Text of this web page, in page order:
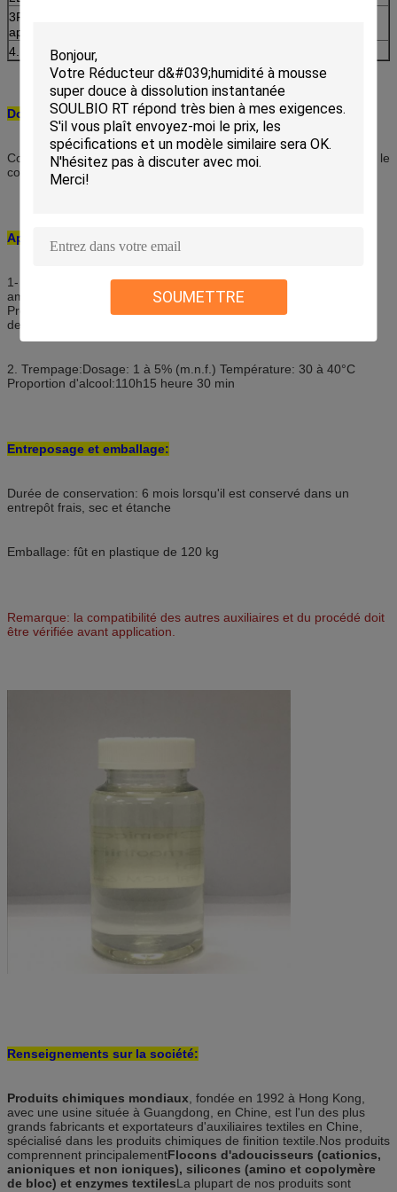
SOUMETTRE
3Faites en sorte que les tissus de couleur atteignent l' effet d'
approfondissement et de luminosité
4. Faible jaunissement, n'affecte pas la teinte du tissu
Domaine d'application:
Convient pour les tissus tels que le coton lycra, le polyester/coton, le
coton et le denim
Applications:
1- Padding: Dosage: 10 à 60 g/l Température: température
ambiante
Procédure: une immersion et un tampon ou deux immersions et
deux tampons
2. Trempage:Dosage: 1 à 5% (m.n.f.) Température: 30 à 40°C
Proportion d'alcool:110h15 heure 30 min
Entreposage et emballage:
Durée de conservation: 6 mois lorsqu'il est conservé dans un
entrepôt frais, sec et étanche
Emballage: fût en plastique de 120 kg
Remarque: la compatibilité des autres auxiliaires et du procédé doit
être vérifiée avant application.
Renseignements sur la société:
Produits chimiques mondiaux , fondée en 1992 à Hong Kong,
avec une usine située à Guangdong, en Chine, est l'un des plus
grands fabricants et exportateurs d'auxiliaires textiles en Chine,
spécialisé dans les produits chimiques de finition textile.Nos produits
comprennent principalementFlocons d'adoucisseurs (cationics,
anioniques et non ioniques), silicones (amino et copolymère
de bloc) et enzymes textilesLa plupart de nos produits sont